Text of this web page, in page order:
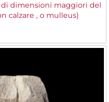
dimensioni maggiori del
calzare , o mulleus)